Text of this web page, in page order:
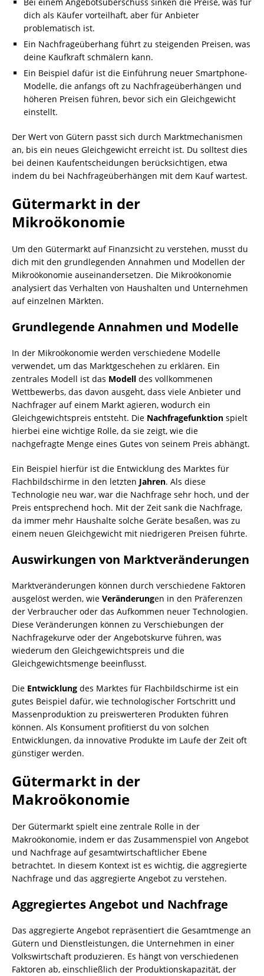
dich als Käufer vorteilhaft, aber für Anbieter
problematisch ist.
Ein Nachfrageüberhang führt zu steigenden Preisen, was
deine Kaufkraft schmälern kann.
Ein Beispiel dafür ist die Einführung neuer Smartphone-
Modelle, die anfangs oft zu Nachfrageüberhängen und
höheren Preisen führen, bevor sich ein Gleichgewicht
einstellt.
Der Wert von Gütern passt sich durch Marktmechanismen
an, bis ein neues Gleichgewicht erreicht ist. Du solltest dies
bei deinen Kaufentscheidungen berücksichtigen, etwa
indem du bei Nachfrageüberhängen mit dem Kauf wartest.
Gütermarkt in der
Mikroökonomie
Um den Gütermarkt auf Finanzsicht zu verstehen, musst du
dich mit den grundlegenden Annahmen und Modellen der
Mikroökonomie auseinandersetzen. Die Mikroökonomie
analysiert das Verhalten von Haushalten und Unternehmen
auf einzelnen Märkten.
Grundlegende Annahmen und Modelle
In der Mikroökonomie werden verschiedene Modelle
verwendet, um das Marktgeschehen zu erklären. Ein
zentrales Modell ist das Modell des vollkommenen
Wettbewerbs, das davon ausgeht, dass viele Anbieter und
Nachfrager auf einem Markt agieren, wodurch ein
Gleichgewichtspreis entsteht. Die Nachfragefunktion spielt
hierbei eine wichtige Rolle, da sie zeigt, wie die
nachgefragte Menge eines Gutes von seinem Preis abhängt.
Ein Beispiel hierfür ist die Entwicklung des Marktes für
Flachbildschirme in den letzten Jahren. Als diese
Technologie neu war, war die Nachfrage sehr hoch, und der
Preis entsprechend hoch. Mit der Zeit sank die Nachfrage,
da immer mehr Haushalte solche Geräte besaßen, was zu
einem neuen Gleichgewicht mit niedrigeren Preisen führte.
Auswirkungen von Marktveränderungen
Marktveränderungen können durch verschiedene Faktoren
ausgelöst werden, wie Veränderungen in den Präferenzen
der Verbraucher oder das Aufkommen neuer Technologien.
Diese Veränderungen können zu Verschiebungen der
Nachfragekurve oder der Angebotskurve führen, was
wiederum den Gleichgewichtspreis und die
Gleichgewichtsmenge beeinflusst.
Die Entwicklung des Marktes für Flachbildschirme ist ein
gutes Beispiel dafür, wie technologischer Fortschritt und
Massenproduktion zu preiswerteren Produkten führen
können. Als Konsument profitierst du von solchen
Entwicklungen, da innovative Produkte im Laufe der Zeit oft
günstiger werden.
Gütermarkt in der
Makroökonomie
Der Gütermarkt spielt eine zentrale Rolle in der
Makroökonomie, indem er das Zusammenspiel von Angebot
und Nachfrage auf gesamtwirtschaftlicher Ebene
betrachtet. In diesem Kontext ist es wichtig, die aggregierte
Nachfrage und das aggregierte Angebot zu verstehen.
Aggregiertes Angebot und Nachfrage
Das aggregierte Angebot repräsentiert die Gesamtmenge an
Gütern und Dienstleistungen, die Unternehmen in einer
Volkswirtschaft produzieren. Es hängt von verschiedenen
Faktoren ab, einschließlich der Produktionskapazität, der